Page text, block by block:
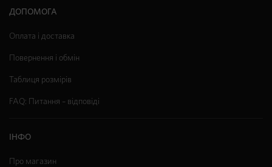
ДОПОМОГА
Оплата і доставка
Повернення і обмін
Таблиця розмірів
FAQ: Питання – відповіді
ІНФО
Про магазин